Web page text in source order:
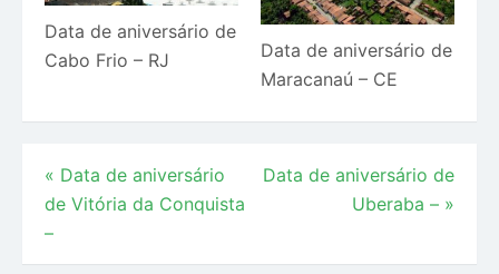
Data de aniversário de
Cabo Frio – RJ
Data de aniversário de
Maracanaú – CE
Navegação
de
Post
« Data de aniversário
de Vitória da Conquista
–
Data de aniversário de
Uberaba – »